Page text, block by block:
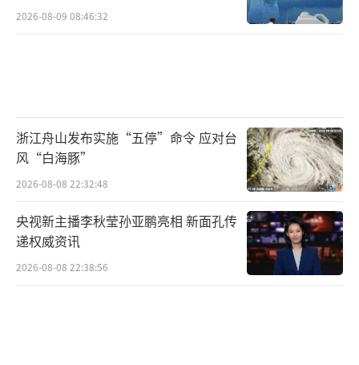
2026-08-09 08:46:32
浙江舟山发布实施“五停”命令 应对台
风“白海豚”
2026-08-08 22:32:48
央视新主播李秋莹孙亚鹏亮相 新面孔传
递权威资讯
2026-08-08 22:38:56